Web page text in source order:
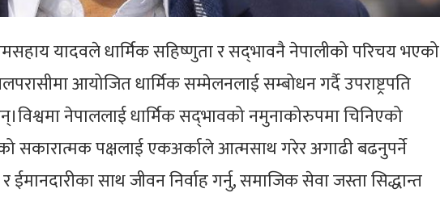
यादवले धार्मिक सहिष्णुता र सद्‌भावनै नेपालीको परिचय भएको
आयोजित धार्मिक सम्मेलनलाई सम्बोधन गर्दै उपराष्ट्रपति
नेपाललाई धार्मिक सद्‌भावको नमुनाकोरुपमा चिनिएको
सकारात्मक पक्षलाई एकअर्काले आत्मसाथ गरेर अगाढी बढनुपर्ने
ईमानदारीका साथ जीवन निर्वाह गर्नु, समाजिक सेवा जस्ता सिद्धान्त